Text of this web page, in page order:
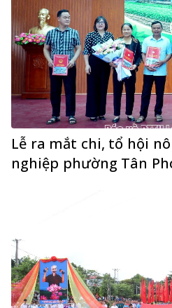
Lễ ra mắt chi, tổ hội
nghiệp phường Tân